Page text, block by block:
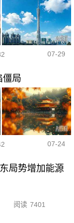
07-29
僵局
07-24
局势增加能源
阅读 7401